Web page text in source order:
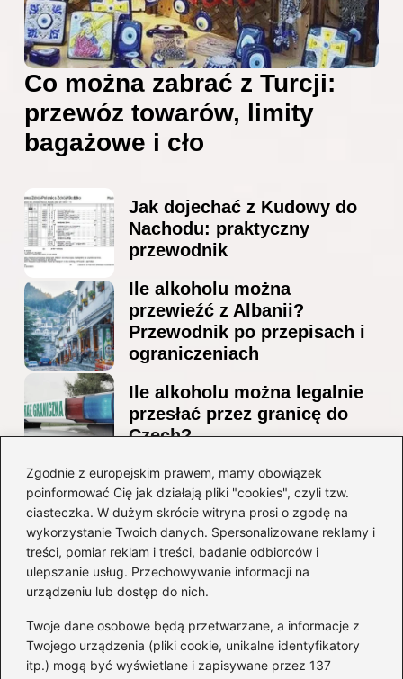
Zgodnie z europejskim prawem, mamy obowiązek
poinformować Cię jak działają pliki "cookies", czyli tzw.
ciasteczka. W dużym skrócie witryna prosi o zgodę na
wykorzystanie Twoich danych. Spersonalizowane reklamy i
treści, pomiar reklam i treści, badanie odbiorców i
ulepszanie usług. Przechowywanie informacji na
urządzeniu lub dostęp do nich.
Twoje dane osobowe będą przetwarzane, a informacje z
Twojego urządzenia (pliki cookie, unikalne identyfikatory
itp.) mogą być wyświetlane i zapisywane przez 137
Co można zabrać z Turcji:
przewóz towarów, limity
bagażowe i cło
Jak dojechać z Kudowy do
Nachodu: praktyczny
przewodnik
Ile alkoholu można
przewieźć z Albanii?
Przewodnik po przepisach i
ograniczeniach
Ile alkoholu można legalnie
przesłać przez granicę do
Czech?
Jak wygodnie dotrzeć z
lotniska Marco Polo do
Mestre? Poradnik krok po
kroku
Kategorie
Ciekawostki(8)
Kultura i tradycje(10)